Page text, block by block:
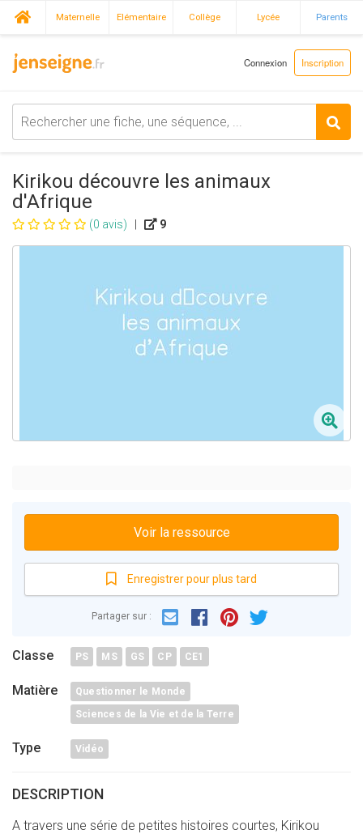
Maternelle Elémentaire Collège Lycée Parents
Connexion Inscription
Kirikou découvre les animaux
d'Afrique
(0 avis) 9
Classe PS MS GS CP CE1
Matière
Questionner le Monde
Sciences de la Vie et de la Terre
Type Vidéo
Voir la ressource
Enregistrer pour plus tard
Partager sur : EmailFacebook
Pinterest
DESCRIPTION
A travers une série de petites histoires courtes, Kirikou